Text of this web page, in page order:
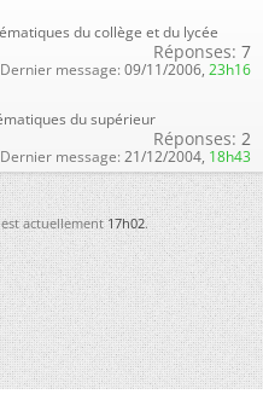
du collège et du lycée
Réponses: 7
Dernier message: 09/11/2006, 23h16
du supérieur
Réponses: 2
Dernier message: 21/12/2004, 18h43
est actuellement17h02.